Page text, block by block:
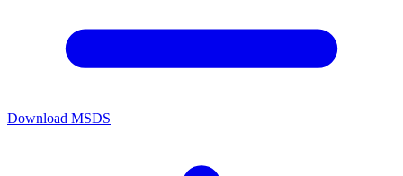
Download MSDS